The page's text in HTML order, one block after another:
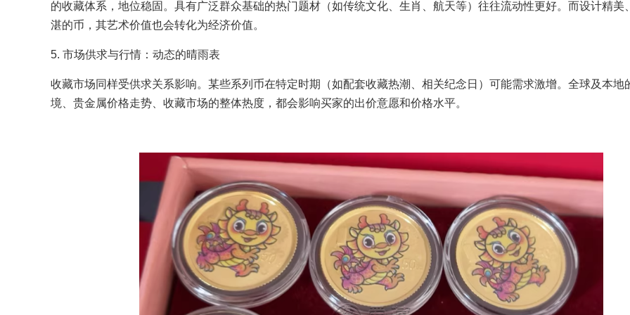
的收藏体系，地位稳固。具有广泛群众基础的热门题材（如传统文化、生肖、航天等）往往流动性更好。而设计精美
湛的币，其艺术价值也会转化为经济价值。
5. 市场供求与行情：动态的晴雨表
收藏市场同样受供求关系影响。某些系列币在特定时期（如配套收藏热潮、相关纪念日）可能需求激增。全球及本地
境、贵金属价格走势、收藏市场的整体热度，都会影响买家的出价意愿和价格水平。